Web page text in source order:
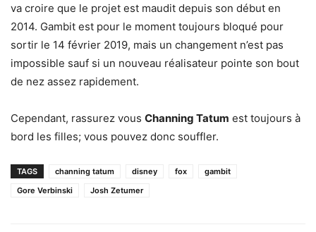
va croire que le projet est maudit depuis son début en
2014. Gambit est pour le moment toujours bloqué pour
sortir le 14 février 2019, mais un changement n’est pas
impossible sauf si un nouveau réalisateur pointe son bout
de nez assez rapidement.
Cependant, rassurez vous Channing Tatum est toujours à
bord les filles; vous pouvez donc souffler.
TAGS channing tatum disney fox
gambit
Gore Verbinski
Josh Zetumer